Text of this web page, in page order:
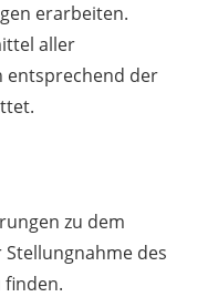
erarbeiten.
aller
entsprechend der
zu dem
des
finden.